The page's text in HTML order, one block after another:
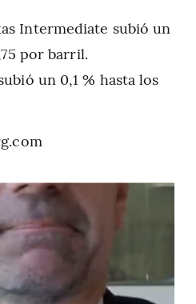
Intermediate subió un
por barril.
un 0,1 % hasta los